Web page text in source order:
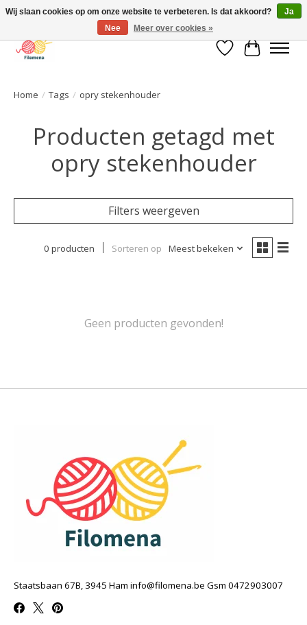
Verlanglijst
Home / Tags / opry stekenhouder
Producten getagd met
opry stekenhouder
Filters weergeven
0 producten Sorteren op Meest bekeken
Geen producten gevonden!
Staatsbaan 67B, 3945 Ham info@filomena.be Gsm 0472903007
Wij slaan cookies op om onze website te verbeteren. Is dat akkoord?
Ja
Nee
Meer over cookies »